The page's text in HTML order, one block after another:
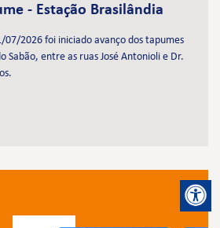
- Estação Brasilândia
07/2026 foi iniciado avanço dos tapumes
Sabão, entre as ruas José Antonioli e Dr.